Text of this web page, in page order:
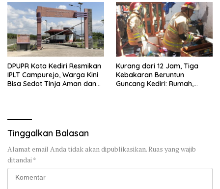
DPUPR Kota Kediri Resmikan
IPLT Campurejo, Warga Kini
Bisa Sedot Tinja Aman dan
Kurang dari 12 Jam, Tiga
Kebakaran Beruntun
Guncang Kediri: Rumah,
Tinggalkan Balasan
Alamat email Anda tidak akan dipublikasikan.Ruas yang wajib
ditandai *